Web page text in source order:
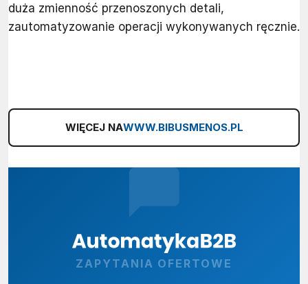
duża zmienność przenoszonych detali,
zautomatyzowanie operacji wykonywanych ręcznie.
WIĘCEJ NAWWW.BIBUSMENOS.PL
ZAPYTANIA OFERTOWE